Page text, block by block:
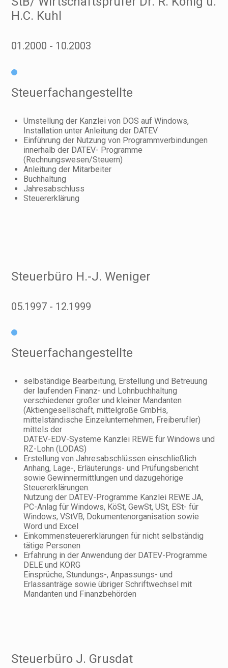
H.C. Kuhl
01.2000 10.2003
Steuerfachangestellte
Umstellung der Kanzlei von DOS auf Windows,
Installation unter Anleitung der DATEV
Einführung der Nutzung von Programmverbindungen
innerhalb der DATEV- Programme
(Rechnungswesen/Steuern)
Anleitung der Mitarbeiter
Buchhaltung
Jahresabschluss
Steuererklärung
Steuerbüro H.-J. Weniger
05.1997 12.1999
Steuerfachangestellte
selbständige Bearbeitung, Erstellung und Betreuung
der laufenden Finanz- und Lohnbuchhaltung
verschiedener großer und kleiner Mandanten
(Aktiengesellschaft, mittelgroße GmbHs,
mittelständische Einzelunternehmen, Freiberufler)
mittels der
DATEV-EDV-Systeme Kanzlei REWE für Windows und
RZ-Lohn (LODAS)
Erstellung von Jahresabschlüssen einschließlich
Anhang, Lage-, Erläuterungs- und Prüfungsbericht
sowie Gewinnermittlungen und dazugehörige
Steuererklärungen.
Nutzung der DATEV-Programme Kanzlei REWE JA,
PC-Anlag für Windows, KöSt, GewSt, USt, ESt- für
Windows, VStVB, Dokumentenorganisation sowie
Word und Excel
Einkommensteuererklärungen für nicht selbständig
tätige Personen
Erfahrung in der Anwendung der DATEV-Programme
DELE und KORG
Einsprüche, Stundungs-, Anpassungs- und
Erlassanträge sowie übriger Schriftwechsel mit
Mandanten und Finanzbehörden
Steuerbüro J. Grusdat